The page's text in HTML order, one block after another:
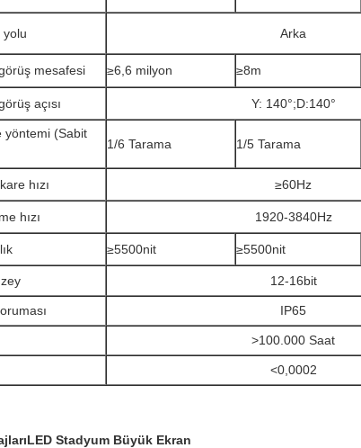
yolu Arka
mesafesi ≥6,6 milyon ≥8m
açısı Y: 140°;D:140°
yöntemi (Sabit
1/6 Tarama 1/5 Tarama
hızı ≥60Hz
hızı 1920-3840Hz
≥5500nit ≥5500nit
12-16bit
IP65
>100.000 Saat
<0,0002
LED Stadyum Büyük Ekran